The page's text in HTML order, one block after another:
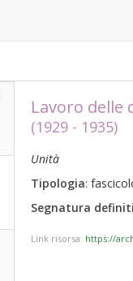
Lavoro delle
(1929 - 1935)
Unità
Tipologia:
Segnatura
Link risorsa: https://